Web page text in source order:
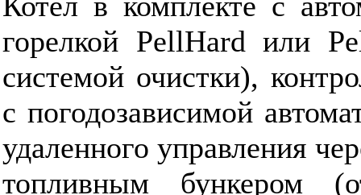
горелкой PellHard или
системой очистки),
с погодозависимой
удаленного управления
топливным